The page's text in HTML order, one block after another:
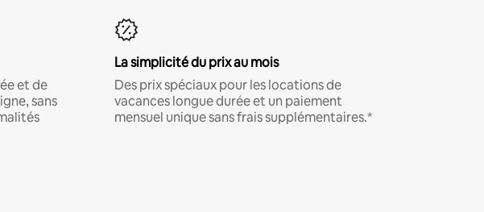
et de
sans
La simplicité du prix au mois
Des prix spéciaux pour les locations de
vacances longue durée et un paiement
mensuel unique sans frais supplémentaires.*